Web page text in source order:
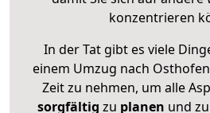
konzentrieren
In der Tat gibt es viele
einem Umzug nach
Zeit zu nehmen, um alle
sorgfältig zu planen und zu